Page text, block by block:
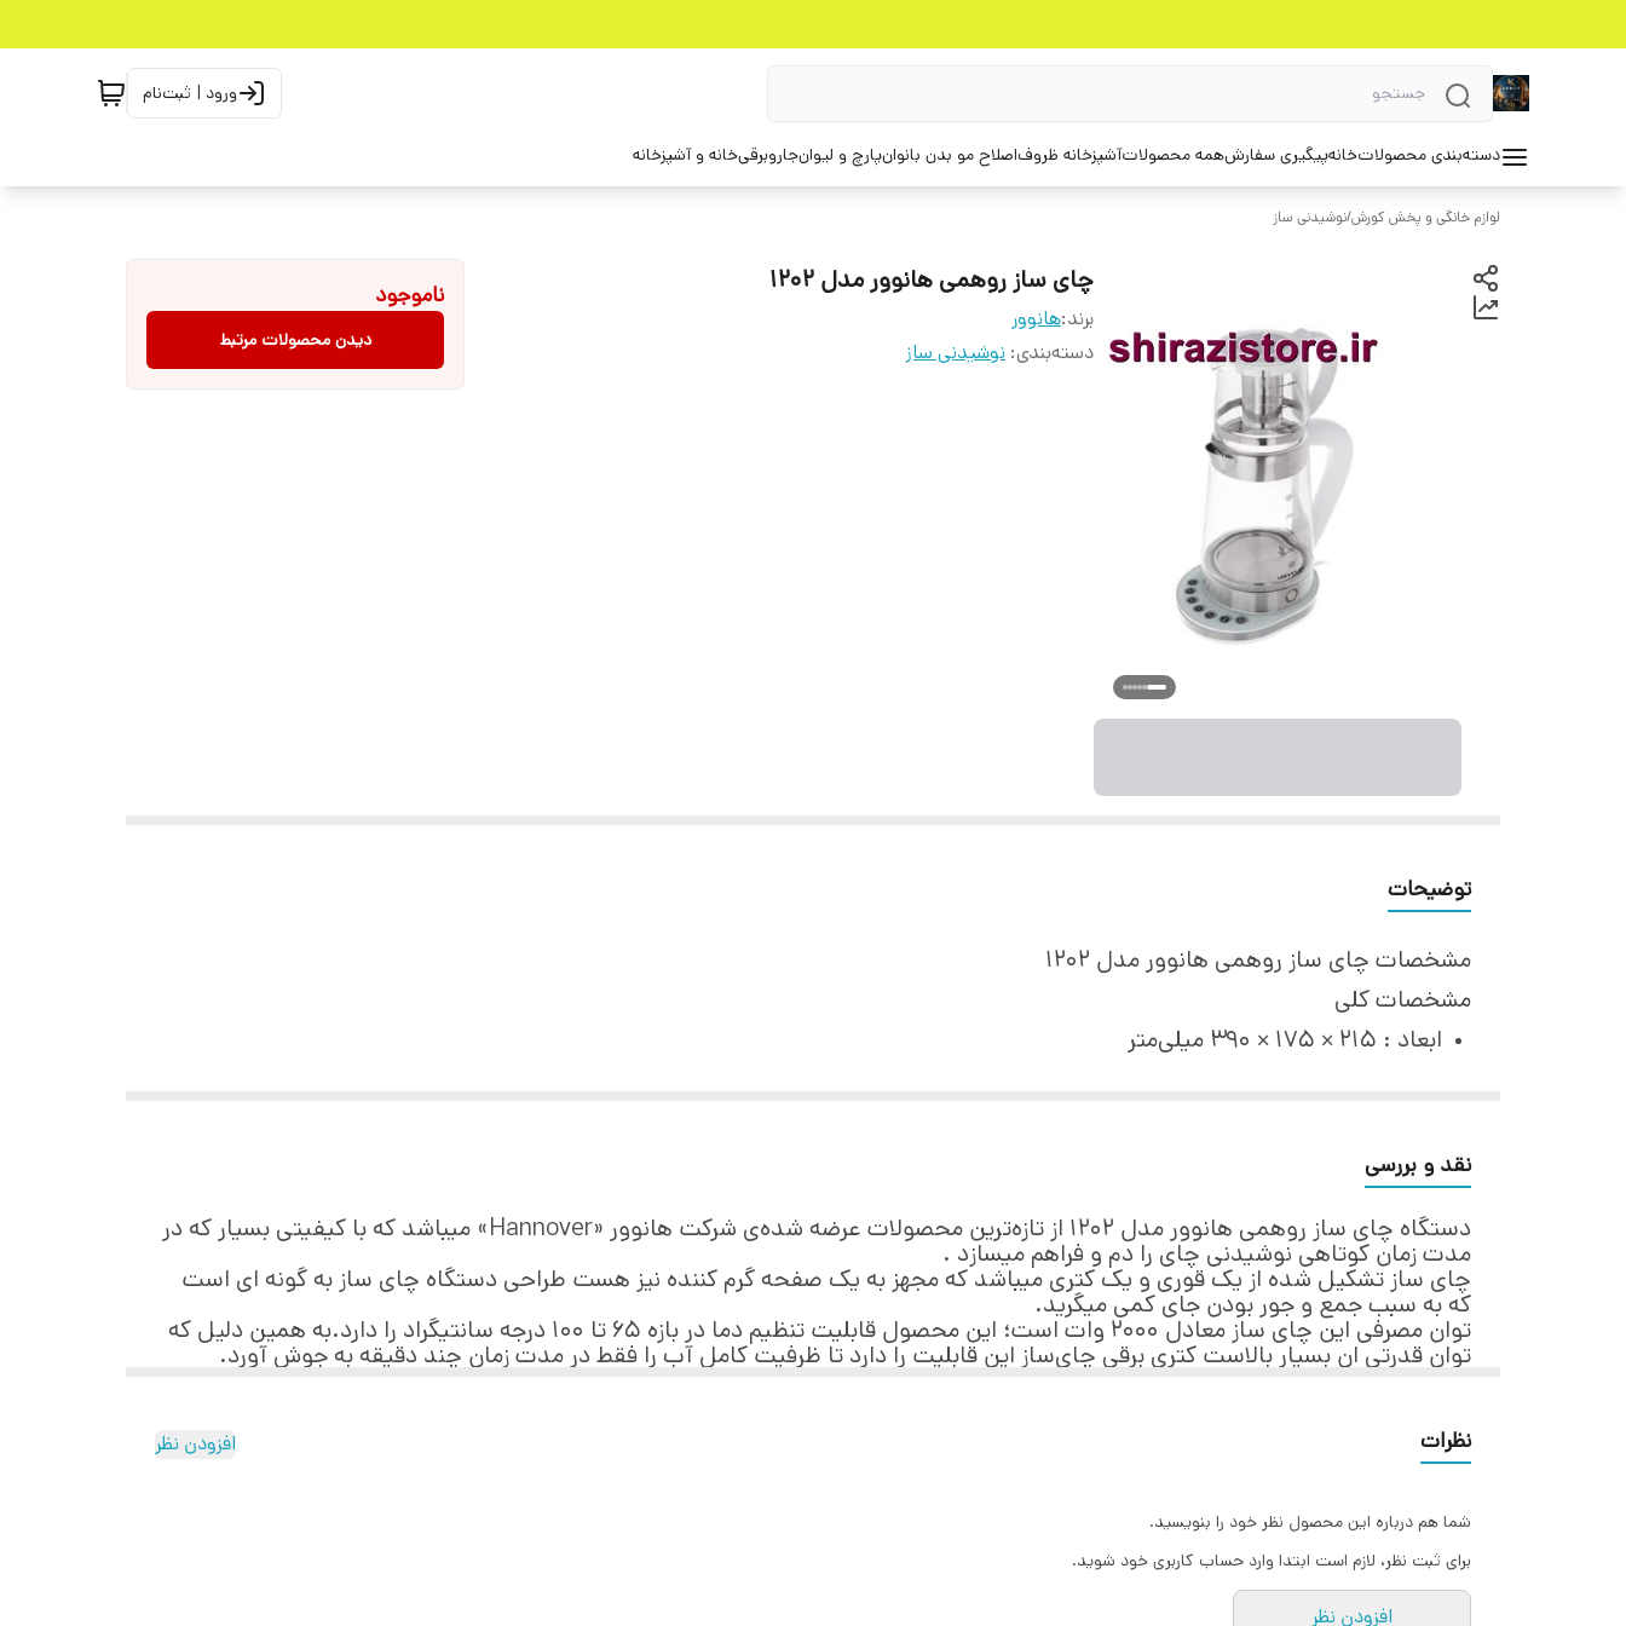
ورود | ثبت‌نام
دسته‌بندی محصولاتخانهپیگیری سفارشهمه محصولاتآشپزخانه ظروفاصلاح مو بدن بانوانپارچ و لیوانجاروبرقیخانه و آشپزخانه
لوازم خانگی و پخش کورش/نوشیدنی ساز
چای ساز روهمی هانوور مدل 1202
برند:هانوور
دسته‌بندی: نوشیدنی ساز
ناموجود
دیدن محصولات مرتبط
توضیحات
مشخصات چای ساز روهمی هانوور مدل 1202
مشخصات کلی
ابعاد : 215 × 175 × 390 میلی‌متر
محدوده ظرفیت کتری : 2.5 تا 3.0 لیتر
توان مصرفی : 2000 وات
جنس بدنه کتری : استیل و شیشه
ظرفیت کتری آب : 2.5 لیتر
قوری چای : دارد
جنس قوری : شیشه
صفحه گرم نگه دارنده کتری : بله
سایر مشخصات
امکان تنظیم دما از 65 تا 100 درجه سانتی گراد
دارای دکمه On/Off
نقد و بررسی
دستگاه چای ساز روهمی هانوور مدل 1202 از تازەترین محصولات عرضە شدەی شرکت هانوور «Hannover» میباشد کە با کیفیتی بسیار که در
مدت زمان کوتاهی نوشیدنی چای را دم و فراهم میسازد .
چای ساز تشکیل شدە از یک قوری و یک کتری میباشد که مجهز بە یک صفحه گرم کننده نیز هست طراحی دستگاه چای ساز به گونه ای است
که به سبب جمع و جور بودن جای کمی میگرید.
توان مصرفی این چای ساز معادل 2000 وات است؛ این محصول قابلیت تنظیم دما در بازه 65 تا 100 درجه سانتیگراد را دارد.بە همین دلیل کە
توان قدرتی ان بسیار بالاست کتری برقی چای‌ساز این قابلیت را دارد تا ظرفیت کامل آب را فقط در مدت زمان چند دقیقه به جوش آورد.
نظرات افزودن نظر
شما هم درباره این محصول نظر خود را بنویسید.
برای ثبت نظر، لازم است ابتدا وارد حساب کاربری خود شوید.
افزودن نظر